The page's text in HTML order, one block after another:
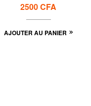
2500CFA
AJOUTER AU PANIER